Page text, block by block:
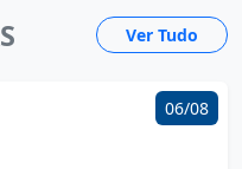
Ver Tudo
06/08